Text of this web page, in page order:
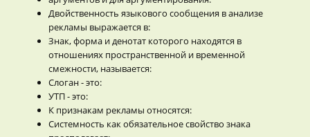
Двойственность языкового сообщения в анализе
рекламы выражается в:
Знак, форма и денотат которого находятся в
отношениях пространственной и временной
смежности, называется:
Слоган - это:
УТП - это:
К признакам рекламы относятся:
Системность как обязательное свойство знака